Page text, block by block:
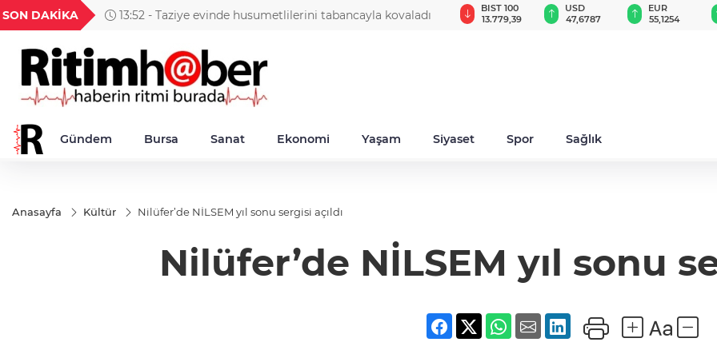
SON DAKİKA 13:52 - Taziye evinde husumetlilerini tabancayla kovaladı
18,2677
TND
16,3788
BGN
27,9743
VND
0,0018
GAU/TRY
6.660,55
BIST 100
13.779,39
USD
47,6787
EUR
55,1254
Gündem Bursa Sanat Ekonomi Yaşam Siyaset Spor Sağlık
Anasayfa Kültür Nilüfer’de NİLSEM yıl sonu sergisi açıldı
Nilüfer’de NİLSEM yıl sonu